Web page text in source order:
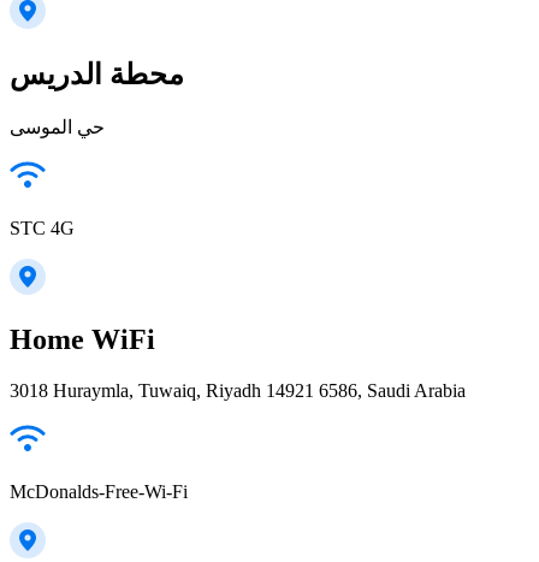
محطة الدريس
حي الموسى
STC 4G
Home WiFi
3018 Huraymla, Tuwaiq, Riyadh 14921 6586, Saudi Arabia
McDonalds-Free-Wi-Fi